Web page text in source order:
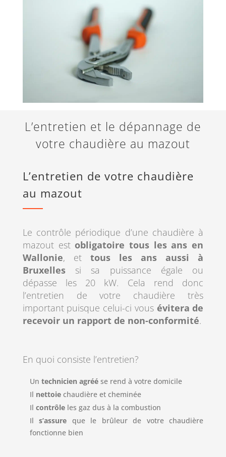
L’entretien et le dépannage de
votre chaudière au mazout
L’entretien de votre chaudière
au mazout
Le contrôle périodique d’une chaudière à
mazout est obligatoire tous les ans en
Wallonie, et tous les ans aussi à
Bruxellessi sa puissance égale ou
dépasse les 20 kW. Cela rend donc
l’entretien de votre chaudière très
important puisque celui-ci vous évitera de
recevoir un rapport de non-conformité.
En quoi consiste l’entretien?
Un technicien agréése rend à votre domicile
Il nettoiechaudière et cheminée
Il contrôleles gaz dus à la combustion
Ils’assure que le brûleur de votre chaudière
fonctionne bien